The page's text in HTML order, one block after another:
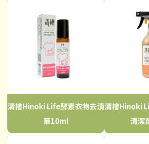
清檜Hinoki Life酵素衣物去漬
筆10ml
清檜Hinoki
清潔